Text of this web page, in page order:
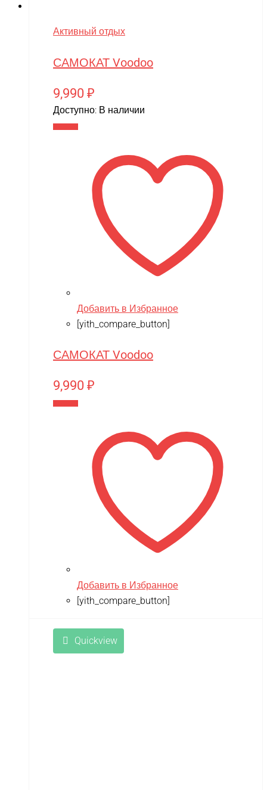
Активный отдых
САМОКАТ Voodoo
9,990 ₽
Доступно: В наличии
Добавить в Избранное
[yith_compare_button]
САМОКАТ Voodoo
9,990 ₽
Добавить в Избранное
[yith_compare_button]
Quickview